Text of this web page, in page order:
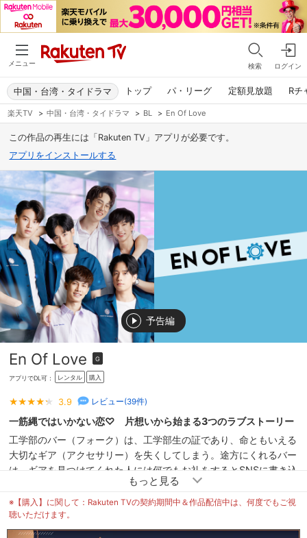
メニュー 検索 ログイン
トップ パ・リーグ 定額見放題 Rチ
中国・台湾・タイドラマ
楽天TV > 中国・台湾・タイドラマ > BL > En Of Love
この作品の再生には「Rakuten TV」アプリが必要です。
アプリをインストールする
予告編
En Of Love G
アプリでDL可： レンタル 購入
3.9 レビュー(39件)
一筋縄ではいかない恋♡ 片想いから始まる3つのラブストーリー
工学部のバー（フォーク）は、工学部生の証であり、命ともいえる
大切なギア（アクセサリー）を失くしてしまう。途方にくれるバー
は、ギアを見つけてくれた人には何でもお礼をするとSNSに書き込
みをする。翌日、バーの前にギアを手にした一人の新入生が現れ
る。超イケメンと騒がれるその人は、王子様的人気を誇る医学部の
新入生・ガン（ウィン）。失くしたギアを持ったガンの登場に喜ぶ
バーだったが、ガンはギアを返すにはお願いを聞いてほしいと告げ
※【購入】に関して：Rakuten TVの契約期間中＆作品配信中は、何度でもご視
聴いただけます。